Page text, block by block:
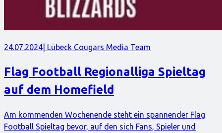
24.07.2024 | Lübeck Cougars Media Team
Flag Football Regionalliga Spieltag
auf dem Homefield
Am kommenden Wochenende steht ein spannender Flag
Football Spieltag bevor, auf den sich Fans, Spieler und